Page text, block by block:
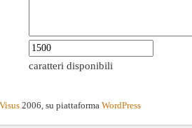
caratteri disponibili
Visus 2006, su piattaforma WordPress